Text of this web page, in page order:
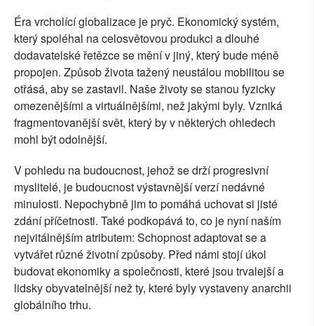
Éra vrcholící globalizace je pryč. Ekonomický systém,
který spoléhal na celosvětovou produkci a dlouhé
dodavatelské řetězce se mění v jiný, který bude méně
propojen. Způsob života tažený neustálou mobilitou se
otřásá, aby se zastavil. Naše životy se stanou fyzicky
omezenějšími a virtuálnějšími, než jakými byly. Vzniká
fragmentovanější svět, který by v některých ohledech
mohl být odolnější.
V pohledu na budoucnost, jehož se drží progresivní
myslitelé, je budoucnost výstavnější verzí nedávné
minulosti. Nepochybně jim to pomáhá uchovat si jisté
zdání příčetnosti. Také podkopává to, co je nyní naším
nejvitálnějším atributem: Schopnost adaptovat se a
vytvářet různé životní způsoby. Před námi stojí úkol
budovat ekonomiky a společnosti, které jsou trvalejší a
lidsky obyvatelnější než ty, které byly vystaveny anarchii
globálního trhu.